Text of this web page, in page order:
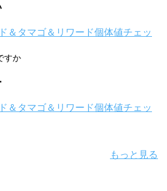
＆タマゴ＆リワード個体値チェッ
すか
＆タマゴ＆リワード個体値チェッ
もっと見る